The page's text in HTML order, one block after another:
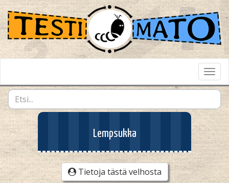
Lempsukka
Tietoja tästä velhosta